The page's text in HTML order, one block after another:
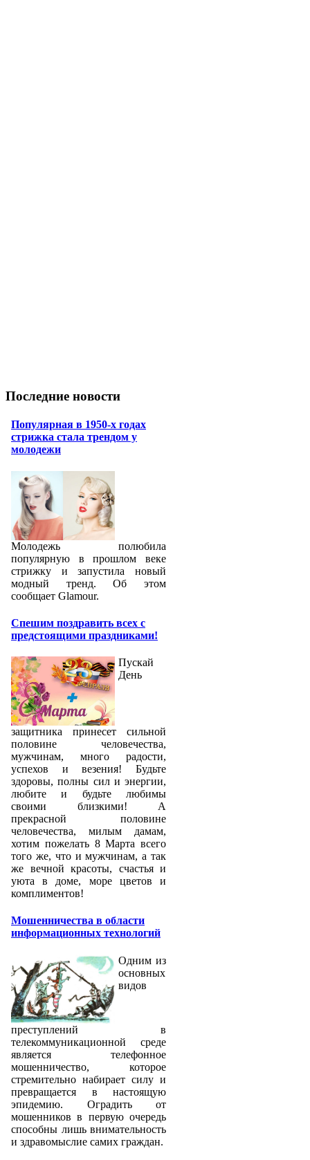
Последние новости
Популярная в 1950-х годах
стрижка стала трендом у
молодежи
Молодежь полюбила
популярную в прошлом веке
стрижку и запустила новый
модный тренд. Об этом
сообщает Glamour.
Спешим поздравить всех с
предстоящими праздниками!
Пускай
День
защитника принесет сильной
половине человечества,
мужчинам, много радости,
успехов и везения! Будьте
здоровы, полны сил и энергии,
любите и будьте любимы
своими близкими! А
прекрасной половине
человечества, милым дамам,
хотим пожелать 8 Марта всего
того же, что и мужчинам, а так
же вечной красоты, счастья и
уюта в доме, море цветов и
комплиментов!
Мошенничества в области
информационных технологий
Одним из
основных
видов
преступлений в
телекоммуникационной среде
является телефонное
мошенничество, которое
стремительно набирает силу и
превращается в настоящую
эпидемию. Оградить от
мошенников в первую очередь
способны лишь внимательность
и здравомыслие самих граждан.